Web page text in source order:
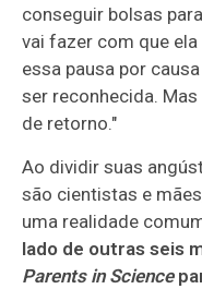
conseguir bolsas
vai fazer com que
essa pausa por
ser reconhecida.
de retorno."
Ao dividir suas
são cientistas e
uma realidade
lado de outras seis
Parents in Science